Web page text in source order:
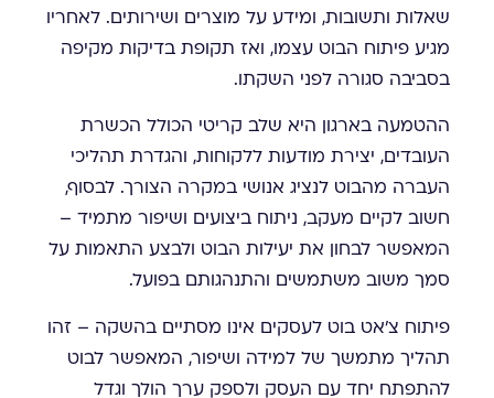
שאלות ותשובות, ומידע על מוצרים ושירותים. לאחריו
מגיע פיתוח הבוט עצמו, ואז תקופת בדיקות מקיפה
בסביבה סגורה לפני השקתו.
ההטמעה בארגון היא שלב קריטי הכולל הכשרת
העובדים, יצירת מודעות ללקוחות, והגדרת תהליכי
העברה מהבוט לנציג אנושי במקרה הצורך. לבסוף,
חשוב לקיים מעקב, ניתוח ביצועים ושיפור מתמיד –
המאפשר לבחון את יעילות הבוט ולבצע התאמות על
סמך משוב משתמשים והתנהגותם בפועל.
פיתוח צ'אט בוט לעסקים אינו מסתיים בהשקה – זהו
תהליך מתמשך של למידה ושיפור, המאפשר לבוט
להתפתח יחד עם העסק ולספק ערך הולך וגדל